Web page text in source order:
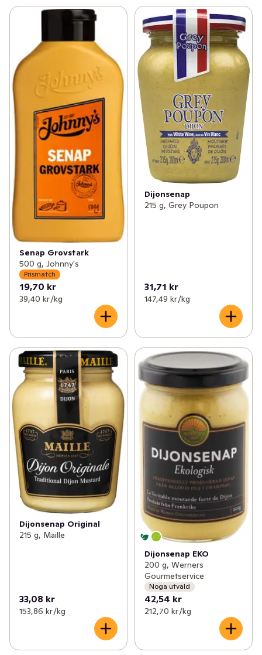
Senap Grovstark
500 g, Johnny's
Prismatch
19,70 kr
39,40 kr /kg
Dijonsenap
215 g, Grey Poupon
31,71 kr
147,49 kr /kg
Dijonsenap Original
215 g, Maille
33,08 kr
153,86 kr /kg
Dijonsenap EKO
200 g, Werners
Gourmetservice
Noga utvald
42,54 kr
212,70 kr /kg